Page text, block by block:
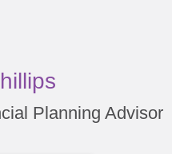
Planning Advisor